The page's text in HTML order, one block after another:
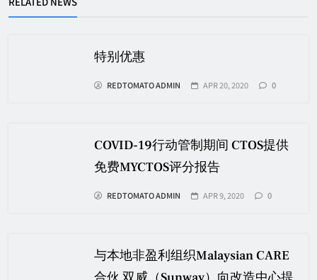
特别优惠
REDTOMATO ADMIN APR 20, 2020 0
COVID-19行动管制期间 CTOS提供
免费MYCTOS评分报告
REDTOMATO ADMIN APR 9, 2020 0
与本地非盈利组织Malaysian CARE